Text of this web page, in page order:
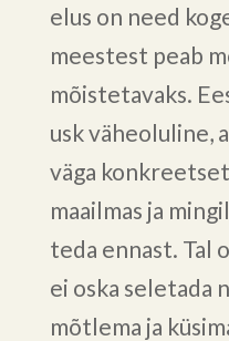
elus on need
meestest peab
mõistetavaks.
usk väheoluline,
väga
maailmas ja
teda ennast. Tal
ei oska seletada
mõtlema ja